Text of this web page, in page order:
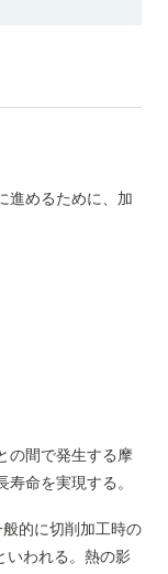
進めるために、加
の間で発生する摩
命を実現する。
的に切削加工時の
いわれる。熱の影